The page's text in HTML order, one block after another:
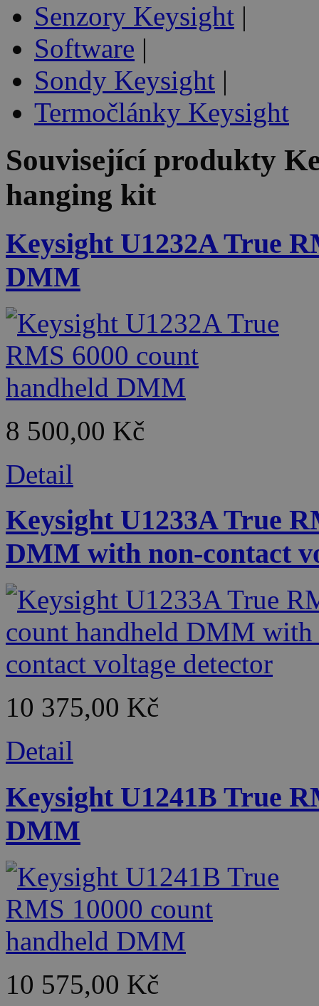
Senzory Keysight |
Software |
Sondy Keysight |
Termočlánky Keysight
Související produkty
hanging kit
Keysight U1232A True
DMM
8 500,00 Kč
Detail
Keysight U1233A True
DMM with non-contact
10 375,00 Kč
Detail
Keysight U1241B True
DMM
10 575,00 Kč